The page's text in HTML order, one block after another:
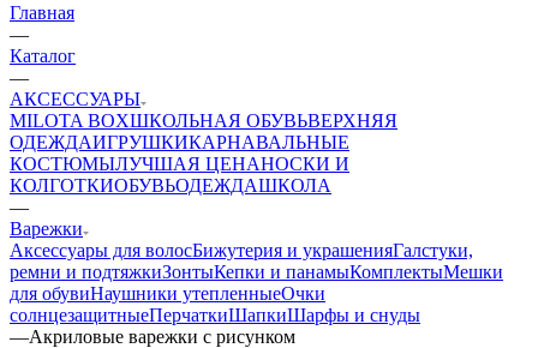
Главная
—
Каталог
—
АКСЕССУАРЫ
MILOTA BOXШКОЛЬНАЯ ОБУВЬВЕРХНЯЯ
ОДЕЖДАИГРУШКИКАРНАВАЛЬНЫЕ
КОСТЮМЫЛУЧШАЯ ЦЕНАНОСКИ И
КОЛГОТКИОБУВЬОДЕЖДАШКОЛА
—
Варежки
Аксессуары для волосБижутерия и украшенияГалстуки,
ремни и подтяжкиЗонтыКепки и панамыКомплектыМешки
для обувиНаушники утепленныеОчки
солнцезащитныеПерчаткиШапкиШарфы и снуды
—Акриловые варежки с рисунком